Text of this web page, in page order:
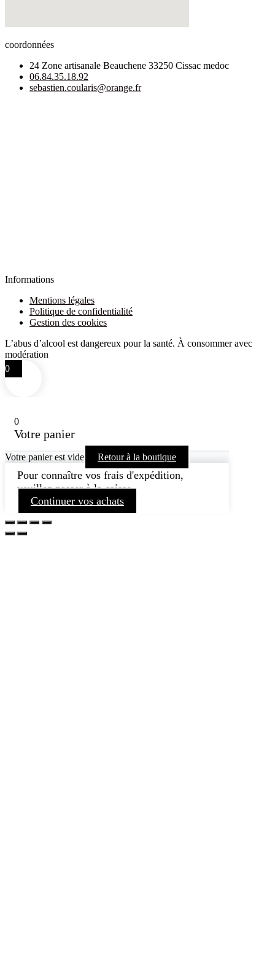
coordonnées
24 Zone artisanale Beauchene 33250 Cissac medoc
06.84.35.18.92
sebastien.coularis@orange.fr
Informations
Mentions légales
Politique de confidentialité
Gestion des cookies
L’abus d’alcool est dangereux pour la santé. À consommer avec
modération
0
0
Votre panier
Votre panier est vide Retour à la boutique
Pour connaître vos frais d'expédition,
veuillez passer à la caisse.
Continuer vos achats